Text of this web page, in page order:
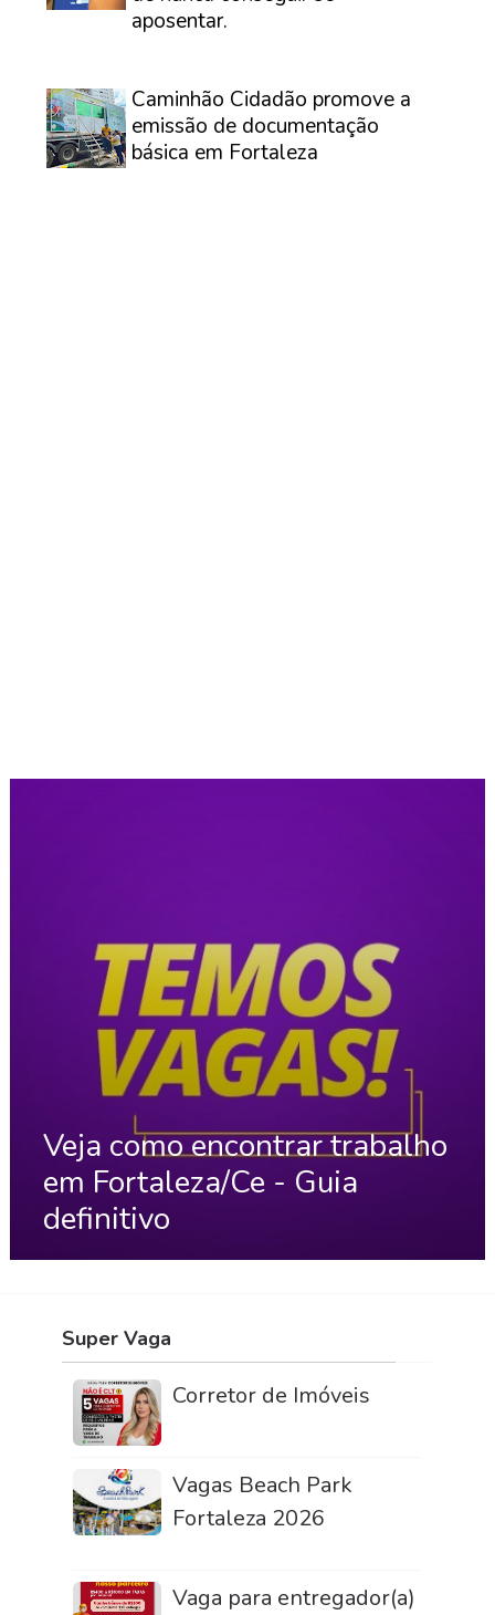
aposentar.
Caminhão Cidadão promove a
emissão de documentação
básica em Fortaleza
Veja como encontrar trabalho
em Fortaleza/Ce - Guia
definitivo
Super Vaga
Corretor de Imóveis
Vagas Beach Park
Fortaleza 2026
Vaga para entregador(a)